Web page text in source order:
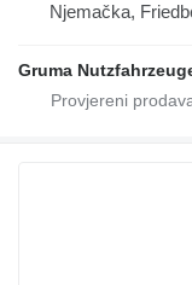
Njemačka,
Gruma